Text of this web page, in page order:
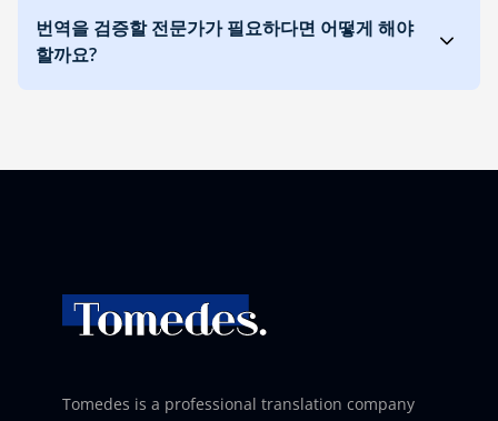
번역을 검증할 전문가가 필요하다면 어떻게 해야
할까요?
Tomedes is a professional translation company